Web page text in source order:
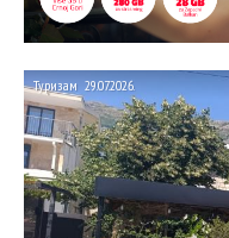
Туризам 29.07.2026.